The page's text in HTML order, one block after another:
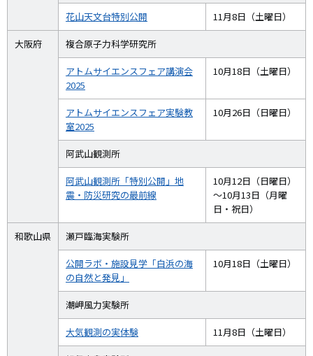
花山天文台特別公開 11月8日（土曜日）
大阪府 複合原子力科学研究所
アトムサイエンスフェア講演会
2025
10月18日（土曜日）
アトムサイエンスフェア実験教
室2025
10月26日（日曜日）
阿武山観測所
阿武山観測所「特別公開」地
震・防災研究の最前線
10月12日（日曜日）
～10月13日（月曜
日・祝日）
和歌山県 瀬戸臨海実験所
公開ラボ・施設見学「白浜の海
の自然と発見」
10月18日（土曜日）
潮岬風力実験所
大気観測の実体験 11月8日（土曜日）